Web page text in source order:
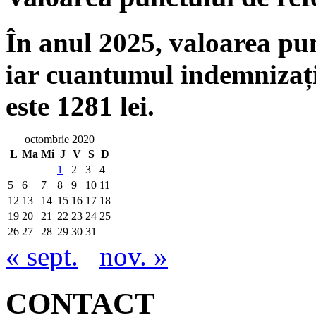
În anul 2025, valoarea
iar cuantumul
este 1281 lei.
octombrie 2020
L Ma Mi J V S D
1
2 3
4
5
6 7 8 9 10 11
12 13 14 15 16 17 18
19 20 21 22 23 24 25
26 27 28 29 30 31
« sept. nov. »
CONTACT